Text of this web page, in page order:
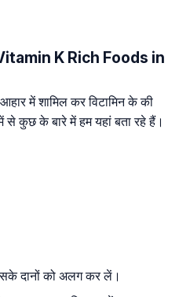
– Vitamin K Rich Foods in
में शामिल कर विटामिन के की
से कुछ के बारे में हम यहां बता रहे हैं।
दानों को अलग कर लें।